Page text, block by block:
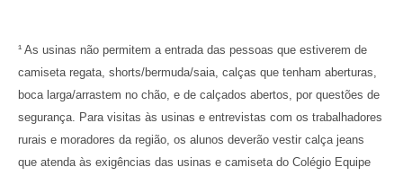
¹ As usinas não permitem a entrada das pessoas que estiverem de
camiseta regata, shorts/bermuda/saia, calças que tenham aberturas,
boca larga/arrastem no chão, e de calçados abertos, por questões de
segurança. Para visitas às usinas e entrevistas com os trabalhadores
rurais e moradores da região, os alunos deverão vestir calça jeans
que atenda às exigências das usinas e camiseta do Colégio Equipe